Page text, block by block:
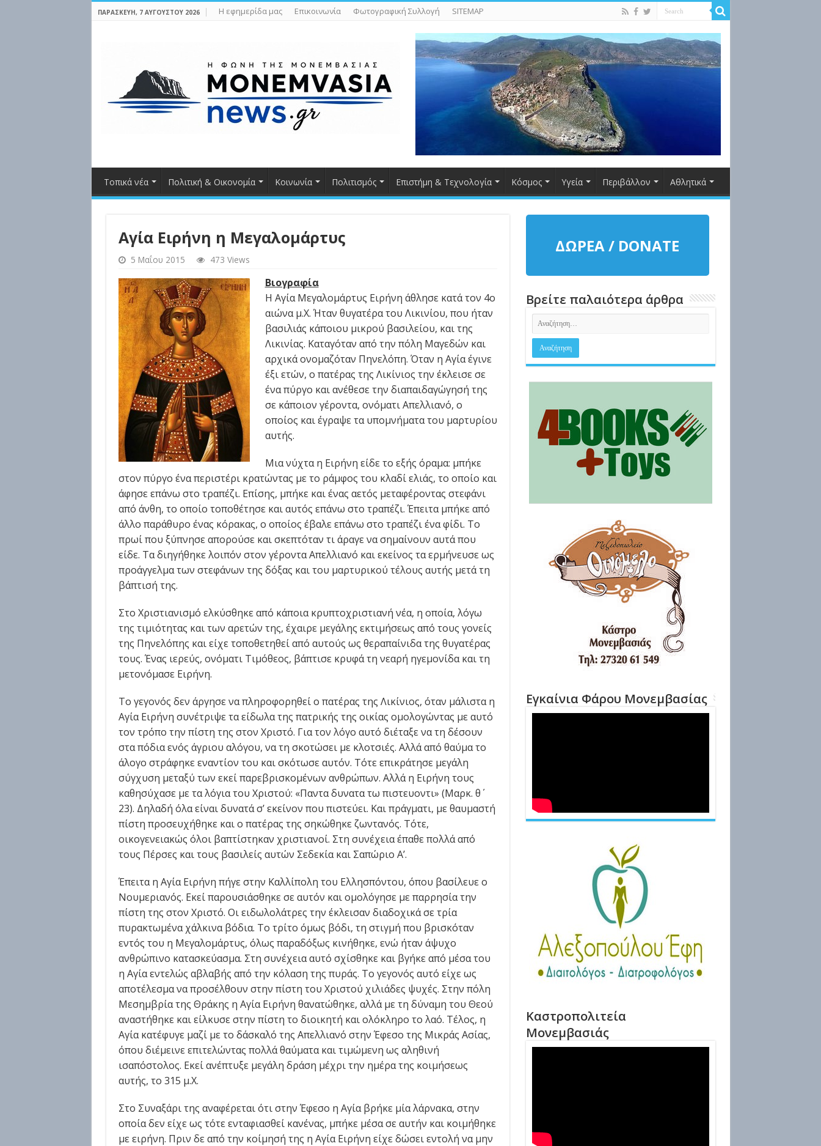
ΠΑΡΑΣΚΕΥΉ, 7 ΑΥΓΟΎΣΤΟΥ 2026 Η εφημερίδα μας Επικοινωνία Φωτογραφική Συλλογή SITEMAP
Τοπικά νέα Πολιτική & Οικονομία Κοινωνία Πολιτισμός Επιστήμη & Τεχνολογία Κόσμος Υγεία Περιβάλλον Αθλητικά
Αγία Ειρήνη η Μεγαλομάρτυς
5 Μαΐου 2015 473 Views
Βιογραφία
Η Αγία Μεγαλομάρτυς Ειρήνη άθλησε κατά τον 4ο
αιώνα μ.Χ. Ήταν θυγατέρα του Λικινίου, που ήταν
βασιλιάς κάποιου μικρού βασιλείου, και της
Λικινίας. Καταγόταν από την πόλη Μαγεδών και
αρχικά ονομαζόταν Πηνελόπη. Όταν η Αγία έγινε
έξι ετών, ο πατέρας της Λικίνιος την έκλεισε σε
ένα πύργο και ανέθεσε την διαπαιδαγώγησή της
σε κάποιον γέροντα, ονόματι Απελλιανό, ο
οποίος και έγραψε τα υπομνήματα του μαρτυρίου
αυτής.
Μια νύχτα η Ειρήνη είδε το εξής όραμα: μπήκε
στον πύργο ένα περιστέρι κρατώντας με το ράμφος του κλαδί ελιάς, το οποίο και
άφησε επάνω στο τραπέζι. Επίσης, μπήκε και ένας αετός μεταφέροντας στεφάνι
από άνθη, το οποίο τοποθέτησε και αυτός επάνω στο τραπέζι. Έπειτα μπήκε από
άλλο παράθυρο ένας κόρακας, ο οποίος έβαλε επάνω στο τραπέζι ένα φίδι. Το
πρωί που ξύπνησε απορούσε και σκεπτόταν τι άραγε να σημαίνουν αυτά που
είδε. Τα διηγήθηκε λοιπόν στον γέροντα Απελλιανό και εκείνος τα ερμήνευσε ως
προάγγελμα των στεφάνων της δόξας και του μαρτυρικού τέλους αυτής μετά τη
βάπτισή της.
Στο Χριστιανισμό ελκύσθηκε από κάποια κρυπτοχριστιανή νέα, η οποία, λόγω
της τιμιότητας και των αρετών της, έχαιρε μεγάλης εκτιμήσεως από τους γονείς
της Πηνελόπης και είχε τοποθετηθεί από αυτούς ως θεραπαίνιδα της θυγατέρας
τους. Ένας ιερεύς, ονόματι Τιμόθεος, βάπτισε κρυφά τη νεαρή ηγεμονίδα και τη
μετονόμασε Ειρήνη.
Το γεγονός δεν άργησε να πληροφορηθεί ο πατέρας της Λικίνιος, όταν μάλιστα η
Αγία Ειρήνη συνέτριψε τα είδωλα της πατρικής της οικίας ομολογώντας με αυτό
τον τρόπο την πίστη της στον Χριστό. Για τον λόγο αυτό διέταξε να τη δέσουν
στα πόδια ενός άγριου αλόγου, να τη σκοτώσει με κλοτσιές. Αλλά από θαύμα το
άλογο στράφηκε εναντίον του και σκότωσε αυτόν. Τότε επικράτησε μεγάλη
σύγχυση μεταξύ των εκεί παρεβρισκομένων ανθρώπων. Αλλά η Ειρήνη τους
καθησύχασε με τα λόγια του Χριστού: «Παντα δυνατα τω πιστευοντι» (Μαρκ. θ΄
23). Δηλαδή όλα είναι δυνατά σ’ εκείνον που πιστεύει. Και πράγματι, με θαυμαστή
πίστη προσευχήθηκε και ο πατέρας της σηκώθηκε ζωντανός. Τότε,
οικογενειακώς όλοι βαπτίστηκαν χριστιανοί. Στη συνέχεια έπαθε πολλά από
τους Πέρσες και τους βασιλείς αυτών Σεδεκία και Σαπώριο Α’.
Έπειτα η Αγία Ειρήνη πήγε στην Καλλίπολη του Ελλησπόντου, όπου βασίλευε ο
Νουμεριανός. Εκεί παρουσιάσθηκε σε αυτόν και ομολόγησε με παρρησία την
πίστη της στον Χριστό. Οι ειδωλολάτρες την έκλεισαν διαδοχικά σε τρία
πυρακτωμένα χάλκινα βόδια. Το τρίτο όμως βόδι, τη στιγμή που βρισκόταν
εντός του η Μεγαλομάρτυς, όλως παραδόξως κινήθηκε, ενώ ήταν άψυχο
ανθρώπινο κατασκεύασμα. Στη συνέχεια αυτό σχίσθηκε και βγήκε από μέσα του
η Αγία εντελώς αβλαβής από την κόλαση της πυράς. Το γεγονός αυτό είχε ως
αποτέλεσμα να προσέλθουν στην πίστη του Χριστού χιλιάδες ψυχές. Στην πόλη
Μεσημβρία της Θράκης η Αγία Ειρήνη θανατώθηκε, αλλά με τη δύναμη του Θεού
αναστήθηκε και είλκυσε στην πίστη το διοικητή και ολόκληρο το λαό. Τέλος, η
Αγία κατέφυγε μαζί με το δάσκαλό της Απελλιανό στην Έφεσο της Μικράς Ασίας,
όπου διέμεινε επιτελώντας πολλά θαύματα και τιμώμενη ως αληθινή
ισαπόστολος. Εκεί ανέπτυξε μεγάλη δράση μέχρι την ημέρα της κοιμήσεως
αυτής, το 315 μ.Χ.
Στο Συναξάρι της αναφέρεται ότι στην Έφεσο η Αγία βρήκε μία λάρνακα, στην
οποία δεν είχε ως τότε ενταφιασθεί κανένας, μπήκε μέσα σε αυτήν και κοιμήθηκε
με ειρήνη. Πριν δε από την κοίμησή της η Αγία Ειρήνη είχε δώσει εντολή να μην
ΔΩΡΕΑ / DONATE
Βρείτε παλαιότερα άρθρα
Εγκαίνια Φάρου Μονεμβασίας
Καστροπολιτεία
Μονεμβασιάς